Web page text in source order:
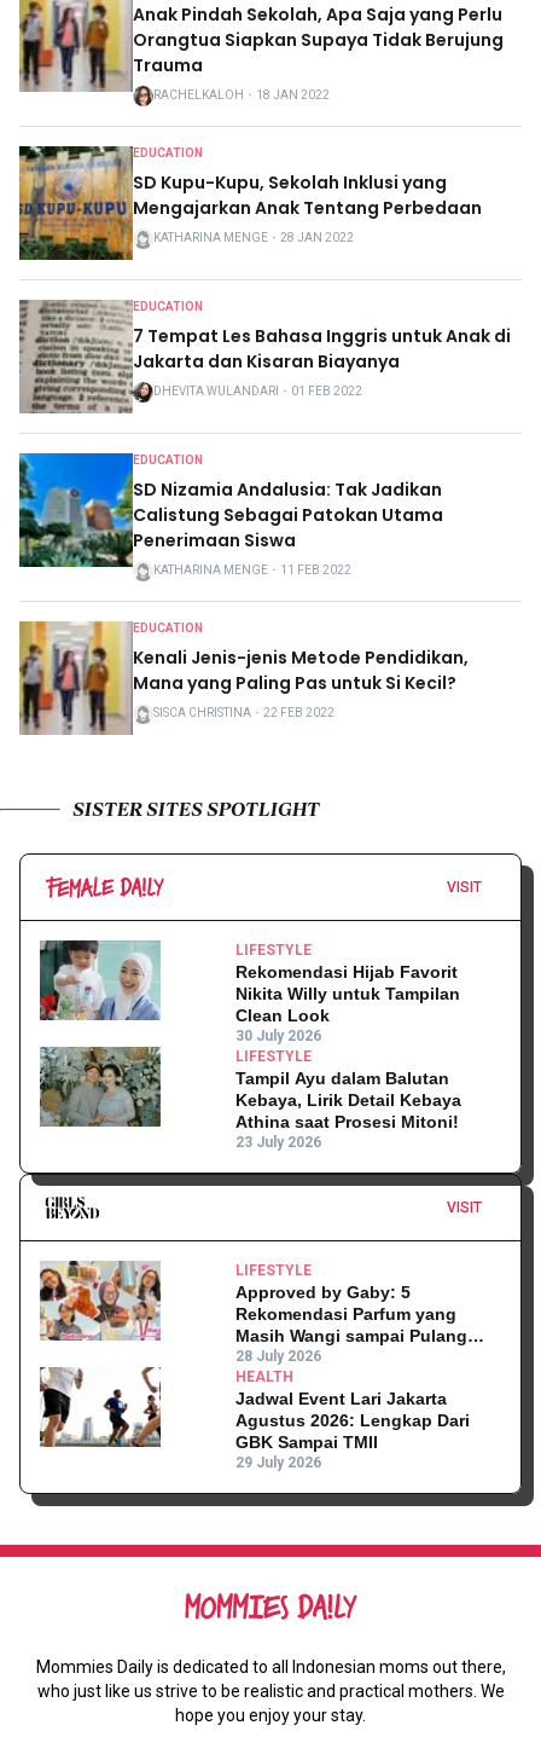
Anak Pindah Sekolah, Apa Saja yang Perlu
Orangtua Siapkan Supaya Tidak Berujung
Trauma
RACHELKALOH ・ 18 JAN 2022
EDUCATION
SD Kupu-Kupu, Sekolah Inklusi yang
Mengajarkan Anak Tentang Perbedaan
KATHARINA MENGE ・ 28 JAN 2022
EDUCATION
7 Tempat Les Bahasa Inggris untuk Anak di
Jakarta dan Kisaran Biayanya
DHEVITA WULANDARI ・ 01 FEB 2022
EDUCATION
SD Nizamia Andalusia: Tak Jadikan
Calistung Sebagai Patokan Utama
Penerimaan Siswa
KATHARINA MENGE ・ 11 FEB 2022
EDUCATION
Kenali Jenis-jenis Metode Pendidikan,
Mana yang Paling Pas untuk Si Kecil?
SISCA CHRISTINA ・ 22 FEB 2022
SISTER SITES SPOTLIGHT
VISIT
LIFESTYLE
Rekomendasi Hijab Favorit
Nikita Willy untuk Tampilan
Clean Look
30 July 2026
LIFESTYLE
Tampil Ayu dalam Balutan
Kebaya, Lirik Detail Kebaya
Athina saat Prosesi Mitoni!
23 July 2026
VISIT
LIFESTYLE
Approved by Gaby: 5
Rekomendasi Parfum yang
Masih Wangi sampai Pulang
Kantor
28 July 2026
HEALTH
Jadwal Event Lari Jakarta
Agustus 2026: Lengkap Dari
GBK Sampai TMII
29 July 2026
Mommies Daily is dedicated to all Indonesian moms out there,
who just like us strive to be realistic and practical mothers. We
hope you enjoy your stay.